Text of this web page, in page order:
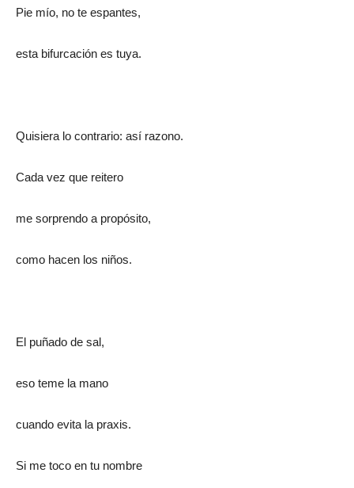
Pie mío, no te espantes,
esta bifurcación es tuya.
Quisiera lo contrario: así razono.
Cada vez que reitero
me sorprendo a propósito,
como hacen los niños.
El puñado de sal,
eso teme la mano
cuando evita la praxis.
Si me toco en tu nombre